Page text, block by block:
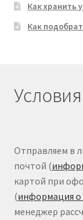
Как хранить
Как
Отправляем в
почтой (
картой при
(информация о
менеджер